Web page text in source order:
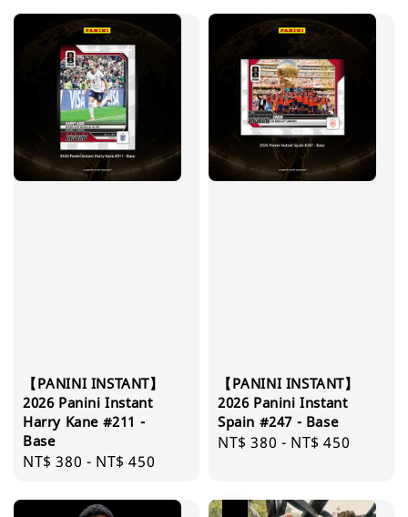
【PANINI INSTANT】
2026 Panini Instant
Harry Kane #211 -
Base
Regular
NT$ 380 - NT$ 450
【PANINI INSTANT】
2026 Panini Instant
Spain #247 - Base
Regular
NT$ 380 - NT$ 450